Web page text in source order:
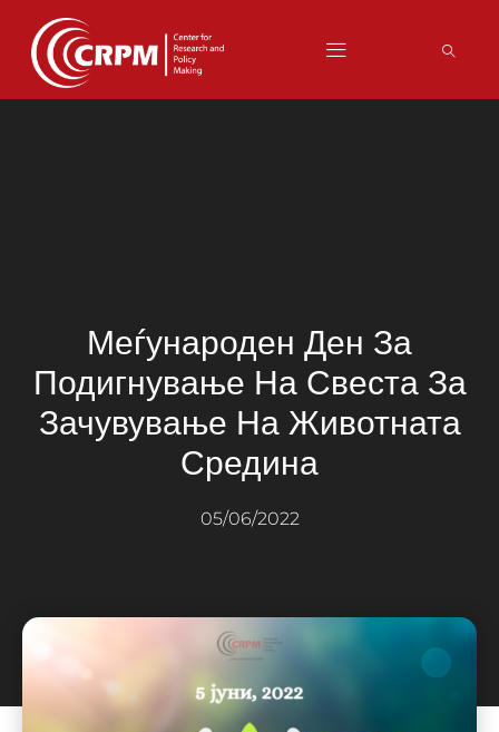
Меѓународен Ден За
Подигнување На Свеста За
Зачувување На Животната
Средина
05/06/2022